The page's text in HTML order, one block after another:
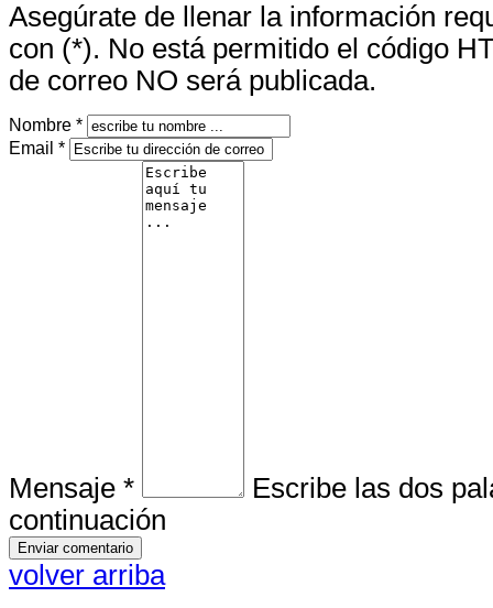
Asegúrate de llenar la información
con (*). No está permitido el código
de correo NO será publicada.
Nombre *
Email *
Mensaje *
Escribe las dos
continuación
volver arriba